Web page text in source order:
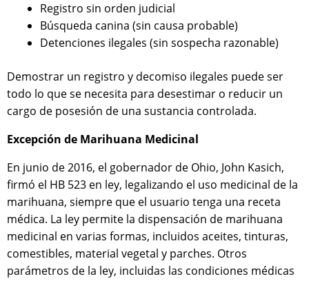
Registro sin orden judicial
Búsqueda canina (sin causa probable)
Detenciones ilegales (sin sospecha razonable)
Demostrar un registro y decomiso ilegales puede ser
todo lo que se necesita para desestimar o reducir un
cargo de posesión de una sustancia controlada.
Excepción de Marihuana Medicinal
En junio de 2016, el gobernador de Ohio, John Kasich,
firmó el HB 523 en ley, legalizando el uso medicinal de la
marihuana, siempre que el usuario tenga una receta
médica. La ley permite la dispensación de marihuana
medicinal en varias formas, incluidos aceites, tinturas,
comestibles, material vegetal y parches. Otros
parámetros de la ley, incluidas las condiciones médicas